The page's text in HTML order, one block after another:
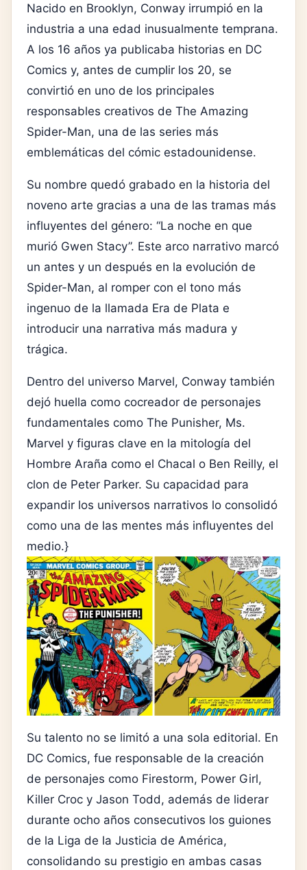
Nacido en Brooklyn, Conway irrumpió en la
industria a una edad inusualmente temprana.
A los 16 años ya publicaba historias en DC
Comics y, antes de cumplir los 20, se
convirtió en uno de los principales
responsables creativos de The Amazing
Spider-Man, una de las series más
emblemáticas del cómic estadounidense.
Su nombre quedó grabado en la historia del
noveno arte gracias a una de las tramas más
influyentes del género: “La noche en que
murió Gwen Stacy”. Este arco narrativo marcó
un antes y un después en la evolución de
Spider-Man, al romper con el tono más
ingenuo de la llamada Era de Plata e
introducir una narrativa más madura y
trágica.
Dentro del universo Marvel, Conway también
dejó huella como cocreador de personajes
fundamentales como The Punisher, Ms.
Marvel y figuras clave en la mitología del
Hombre Araña como el Chacal o Ben Reilly, el
clon de Peter Parker. Su capacidad para
expandir los universos narrativos lo consolidó
como una de las mentes más influyentes del
medio.}
Su talento no se limitó a una sola editorial. En
DC Comics, fue responsable de la creación
de personajes como Firestorm, Power Girl,
Killer Croc y Jason Todd, además de liderar
durante ocho años consecutivos los guiones
de la Liga de la Justicia de América,
consolidando su prestigio en ambas casas